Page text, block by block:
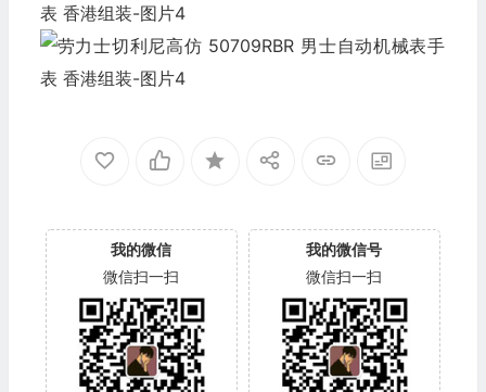
我的微信
微信扫一扫
我的微信号
微信扫一扫